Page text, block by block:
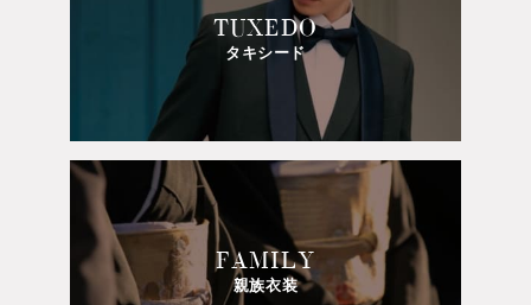
TUXEDO
タキシード
FAMILY
親族衣装